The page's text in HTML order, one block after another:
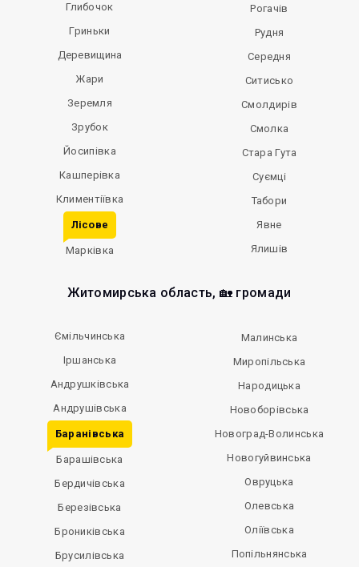
Глибочок
Гриньки
Деревищина
Жари
Зеремля
Зрубок
Йосипівка
Кашперівка
Климентіївка
Лісове
Марківка
Рогачів
Рудня
Середня
Ситисько
Смолдирів
Смолка
Стара Гута
Суємці
Табори
Явне
Ялишів
Житомирська область, 🏡 громади
Ємільчинська
Іршанська
Андрушківська
Андрушівська
Баранівська
Барашівська
Бердичівська
Березівська
Брониківська
Брусилівська
Малинська
Миропільська
Народицька
Новоборівська
Новоград-Волинська
Новогуйвинська
Овруцька
Олевська
Оліївська
Попільнянська